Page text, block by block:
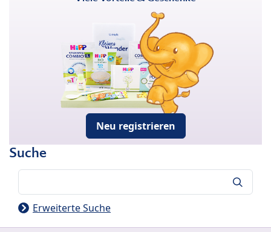
Neu registrieren
Suche
Erweiterte Suche